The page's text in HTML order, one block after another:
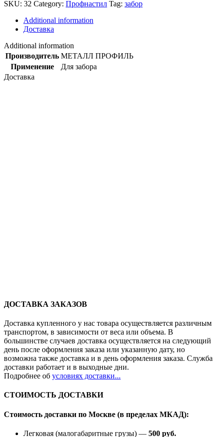
SKU: 32 Category: Профнастил Tag: забор
Additional information
Доставка
Additional information
Производитель МЕТАЛЛ ПРОФИЛЬ
Применение
Для забора
Доставка
ДОСТАВКА ЗАКАЗОВ
Доставка купленного у нас товара осуществляется различным
транспортом, в зависимости от веса или объема. В
большинстве случаев доставка осуществляется на следующий
день после оформления заказа или указанную дату, но
возможна также доставка и в день оформления заказа. Служба
доставки работает и в выходные дни.
Подробнее об условиях доставки...
СТОИМОСТЬ ДОСТАВКИ
Стоимость доставки по Москве (в пределах МКАД):
Легковая (малогабаритные грузы) — 500 руб.